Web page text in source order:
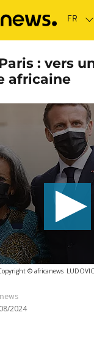
: vers
africaine
© africanews
2024